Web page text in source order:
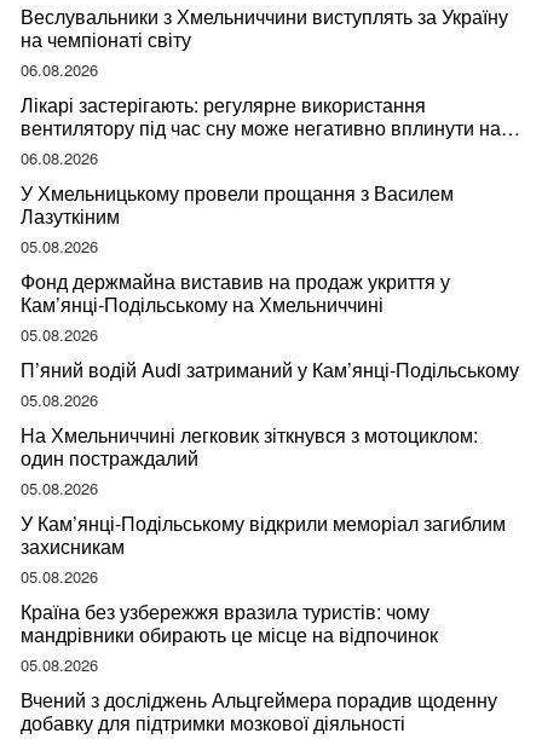
Веслувальники з Хмельниччини виступлять за Україну
на чемпіонаті світу
06.08.2026
Лікарі застерігають: регулярне використання
вентилятору під час сну може негативно вплинути на
ваше здоров’я
06.08.2026
У Хмельницькому провели прощання з Василем
Лазуткіним
05.08.2026
Фонд держмайна виставив на продаж укриття у
Кам’янці-Подільському на Хмельниччині
05.08.2026
П’яний водій Audi затриманий у Кам’янці-Подільському
05.08.2026
На Хмельниччині легковик зіткнувся з мотоциклом:
один постраждалий
05.08.2026
У Кам’янці-Подільському відкрили меморіал загиблим
захисникам
05.08.2026
Країна без узбережжя вразила туристів: чому
мандрівники обирають це місце на відпочинок
05.08.2026
Вчений з досліджень Альцгеймера порадив щоденну
добавку для підтримки мозкової діяльності